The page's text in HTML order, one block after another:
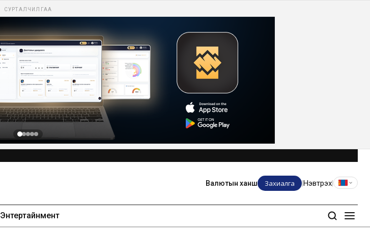
СУРТАЛЧИЛГАА
Валютын ханш Захиалга Нэвтрэх
Энтертайнмент